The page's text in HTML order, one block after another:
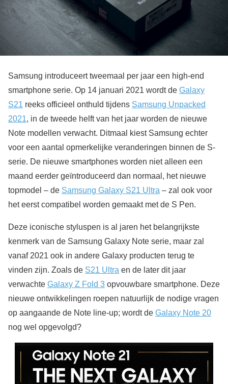
Samsung introduceert tweemaal per jaar een high-end
smartphone serie. Op 14 januari 2021 wordt de Galaxy
S21 reeks officieel onthuld tijdens Samsung Unpacked
2021, in de tweede helft van het jaar worden de nieuwe
Note modellen verwacht. Ditmaal kiest Samsung echter
voor een aantal opmerkelijke veranderingen binnen de S-
serie. De nieuwe smartphones worden niet alleen een
maand eerder geïntroduceerd dan normaal, het nieuwe
topmodel – de Samsung Galaxy S21 Ultra – zal ook voor
het eerst compatibel worden gemaakt met de S Pen.
Deze iconische styluspen is al jaren het belangrijkste
kenmerk van de Samsung Galaxy Note serie, maar zal
vanaf 2021 ook in andere Galaxy producten terug te
vinden zijn. Zoals de S21 Ultra en de later dit jaar
verwachte Galaxy Z Fold 3 opvouwbare smartphone. Deze
nieuwe ontwikkelingen roepen natuurlijk de nodige vragen
op aangaande de Note line-up; wordt de Galaxy Note 20
nog wel opgevolgd?